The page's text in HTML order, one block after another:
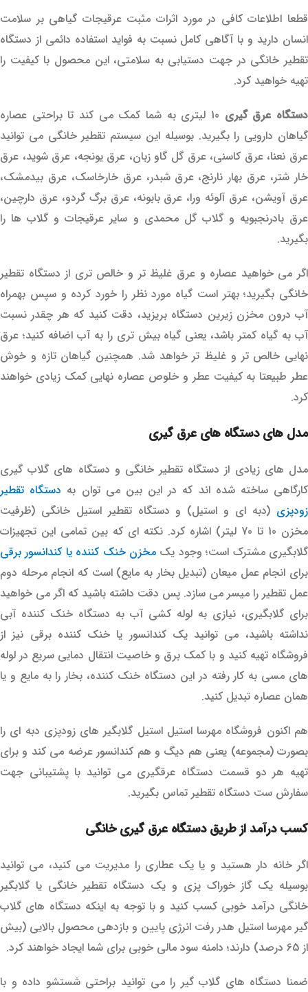
قطعا اطلاعات کافی در مورد اثرات مثبت عرقیجات گیاهی بر سلامت
انسان دارید و با آگاهی کامل نسبت به فواید استفاده دائمی از دستگاه
تقطیر خانگی در جهت دستیابی به سلامتی، این محصول با کیفیت را
تهیه خواهید کرد.
دستگاه عرق گیری
10 لیتری به شما کمک می کند تا براحتی عصاره
گیاهان دارویی را بگیرید. بوسیله این سیستم تقطیر خانگی می توانید
عرق نعنا، عرق کاسنی، عرق گل گاو زبان، عرق یونجه، عرق شوید، عرق
خار شتر، عرق بهار نارنج، عرق شبدر، عرق خارخاسک، عرق بیدمشک،
عرق آویشن، عرق آلوئه ورا، عرق بابونه، عرق برگ گردو، عرق دارچین،
عرق بادرنجبویه و گلاب گل محمدی و سایر عرقیجات و گلاب ها را
بگیرید.
اگر می خواهید عصاره و عرق غلیظ تر و خالص تری از دستگاه تقطیر
خانگی بگیرید؛ بهتر است گیاه مورد نظر را خورد کرده و سپس بهمراه
آب درون مخزن زیرین دستگاه بریزید، دقت کنید که هر چقدر نسبت
آب به گیاه کمتر باشد، یعنی گیاه بیش تری را به آب اضافه کنید؛ عرق
نهایی خالص تر و غلیظ تر خواهد شد. همچنین گیاهان تازه و خوش
عطر طبیعتا به کیفیت عطر و خلوص عصاره نهایی کمک زیادی خواهند
کرد.
مدل های دستگاه های عرق گیری
مدل های زیادی از دستگاه تقطیر خانگی و دستگاه های گلاب گیری
کارگاهی ساخته شده اند که در این بین می توان به دستگاه تقطیر
زودپزی (دبه ای و استیل) و دستگاه تقطیر استیل خانگی (ظرفیت
مخزن 10 تا 70 لیتر) اشاره کرد. نکته ای که بین تمامی این تجهیزات
گلابگیری مشترک است؛ وجود یک مخزن خنک کننده یا کندانسور برقی
برای انجام عمل میعان (تبدیل بخار به مایع) است که انجام مرحله دوم
عمل تقطیر را میسر می سازد. پس دقت داشته باشید که اگر می خواهید
برای گلابگیری، نیازی به لوله کشی آب به دستگاه خنک کننده آبی
نداشته باشید، می توانید یک کندانسور یا خنک کننده برقی نیز از
فروشگاه تهیه کنید و با کمک برق و خاصیت انتقال دمایی سریع در لوله
های مسی به کار رفته در این دستگاه خنک کننده، بخار را به مایع و یا
همان عصاره تبدیل کنید.
هم اکنون فروشگاه مهرسا استیل استیل گلابگیر های زودپزی دبه ای را
بصورت (مجموعه) یعنی هم دیگ و هم کندانسور عرضه می کند و برای
تهیه هر دو قسمت دستگاه عرقگیری می توانید با پشتیبانی جهت
سفارش ست دستگاه تقطیر تماس بگیرید.
کسب درآمد از طریق دستگاه عرق گیری خانگی
اگر خانه دار هستید و یا یک عطاری را مدیریت می کنید، می توانید
بوسیله یک گاز خوراک پزی و یک دستگاه تقطیر خانگی یا گلابگیر
خانگی درآمد خوبی کسب کنید و با توجه به اینکه دستگاه های گلاب
گیر مهرسا استیل هدر رفت انرژی پایین و بازدهی محصول بالایی (بیش
از 65 درصد) دارند؛ دامنه سود مالی خوبی برای شما ایجاد خواهند کرد.
ضمنا دستگاه های گلاب گیر را می توانید براحتی شستشو داده و با